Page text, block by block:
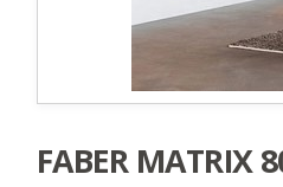
FABER MATRIX